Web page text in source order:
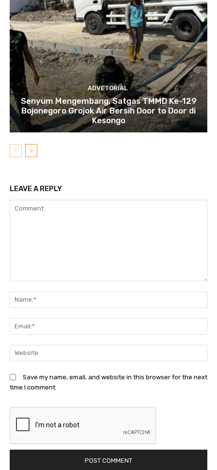
ADVETORIAL
Senyum Mengembang, Satgas TMMD Ke-129
Bojonegoro Grojok Air Bersih Door to Door di
Kesongo
LEAVE A REPLY
Save my name, email, and website in this browser for the next
time I comment.